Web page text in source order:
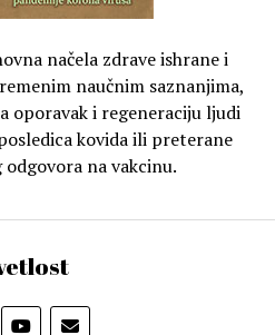
načela zdrave ishrane i
naučnim saznanjima,
oporavak i regeneraciju ljudi
kovida ili preterane
na vakcinu.